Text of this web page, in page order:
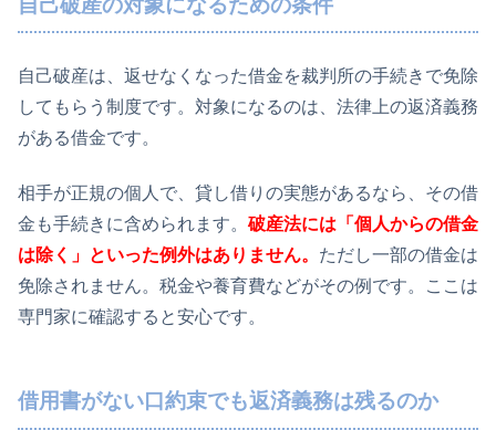
自己破産の対象になるための条件
自己破産は、返せなくなった借金を裁判所の手続きで免除
してもらう制度です。対象になるのは、法律上の返済義務
がある借金です。
相手が正規の個人で、貸し借りの実態があるなら、その借
金も手続きに含められます。 破産法には「個人からの借金
は除く」といった例外はありません。 ただし一部の借金は
免除されません。税金や養育費などがその例です。ここは
専門家に確認すると安心です。
借用書がない口約束でも返済義務は残るのか